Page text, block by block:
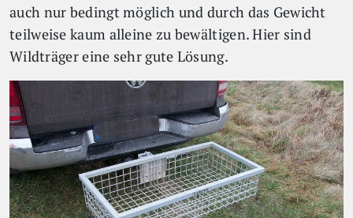
auch nur bedingt möglich und durch das Gewicht
teilweise kaum alleine zu bewältigen. Hier sind
Wildträger eine sehr gute Lösung.